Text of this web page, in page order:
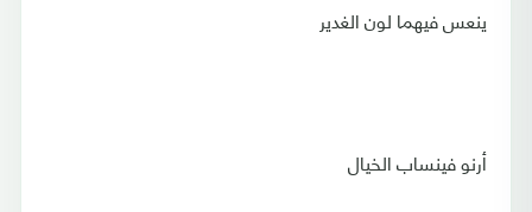
ينعس فيهما لون الغدير
أرنو فينساب الخيال